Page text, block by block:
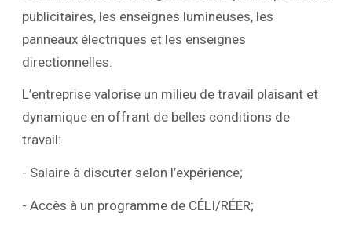
publicitaires, les enseignes lumineuses, les
panneaux électriques et les enseignes
directionnelles.
L’entreprise valorise un milieu de travail plaisant et
dynamique en offrant de belles conditions de
travail:
- Salaire à discuter selon l’expérience;
- Accès à un programme de CÉLI/RÉER;